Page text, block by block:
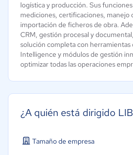
logística y producción. Sus
mediciones, certificaciones, manejo
importación de ficheros de obra.
CRM, gestión procesal y
solución completa con herramientas
Intelligence y módulos de gestión
optimizar todas las operaciones
¿A quién está dirigido
Tamaño de empresa